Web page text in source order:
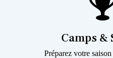
Camps &
Préparez votre